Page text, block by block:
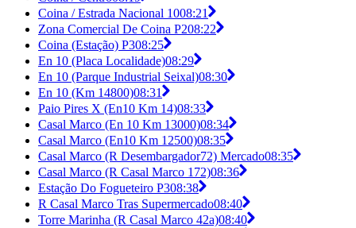
Coina / Estrada Nacional 1008:21
Zona Comercial De Coina P208:22
Coina (Estação) P308:25
En 10 (Placa Localidade)08:29
En 10 (Parque Industrial Seixal)08:30
En 10 (Km 14800)08:31
Paio Pires X (En10 Km 14)08:33
Casal Marco (En 10 Km 13000)08:34
Casal Marco (En10 Km 12500)08:35
Casal Marco (R Desembargador72) Mercado08:35
Casal Marco (R Casal Marco 172)08:36
Estação Do Fogueteiro P308:38
R Casal Marco Tras Supermercado08:40
Torre Marinha (R Casal Marco 42a)08:40